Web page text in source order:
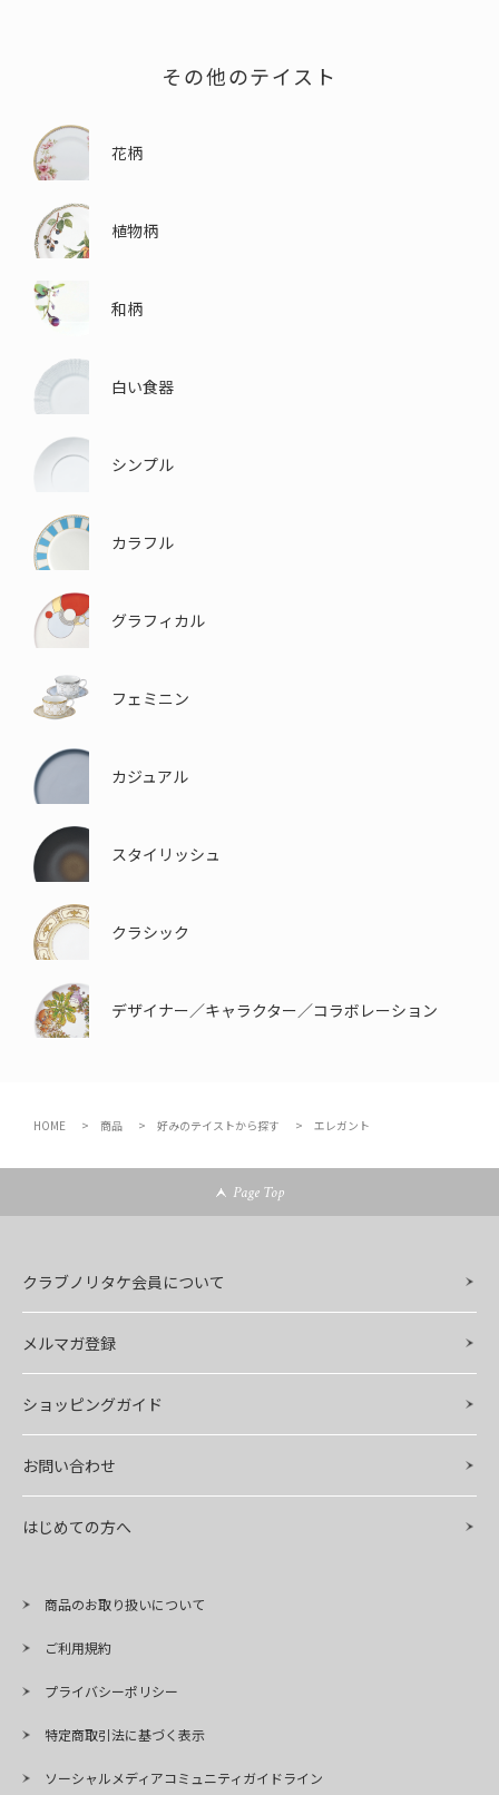
その他のテイスト
花柄
植物柄
和柄
白い食器
シンプル
カラフル
グラフィカル
フェミニン
カジュアル
スタイリッシュ
クラシック
デザイナー／キャラクター／コラボレーション
HOME 商品 好みのテイストから探す エレガント
Page Top
クラブノリタケ会員について
メルマガ登録
ショッピングガイド
お問い合わせ
はじめての方へ
商品のお取り扱いについて
ご利用規約
プライバシーポリシー
特定商取引法に基づく表示
ソーシャルメディアコミュニティガイドライン